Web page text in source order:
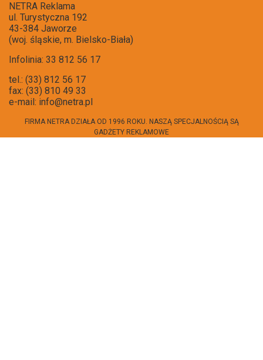
NETRA Reklama
ul. Turystyczna 192
43-384 Jaworze
(woj. śląskie, m. Bielsko-Biała)
Infolinia: 33 812 56 17
tel.: (33) 812 56 17
fax: (33) 810 49 33
e-mail: info@netra.pl
FIRMA NETRA DZIAŁA OD 1996 ROKU. NASZĄ SPECJALNOŚCIĄ SĄ
GADŻETY REKLAMOWE